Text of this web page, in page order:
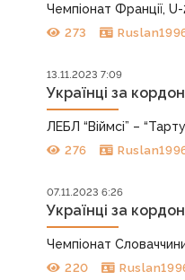
Чемпіонат Франції,
273
13.11.2023 7:09
Українці за
ЛЕБЛ “Віймсі” –
276
07.11.2023 6:26
Українці за
Чемпіонат
220